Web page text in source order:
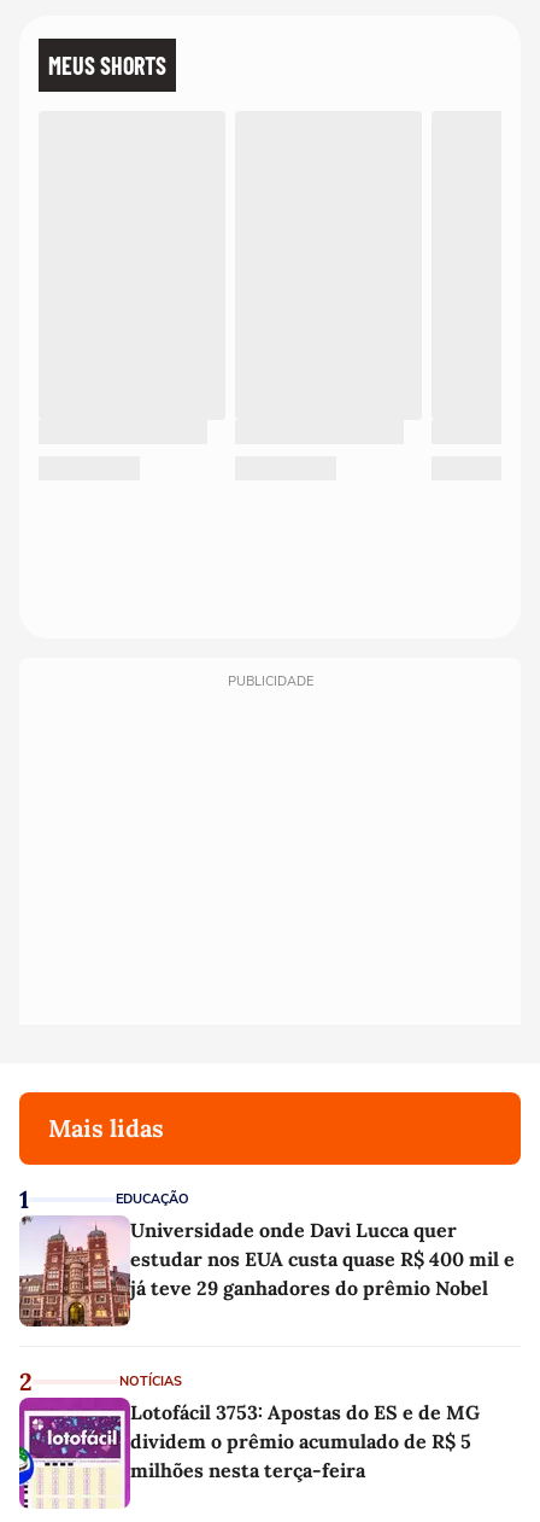
MEUS SHORTS
PUBLICIDADE
Mais lidas
1 EDUCAÇÃO
Universidade onde Davi Lucca quer
estudar nos EUA custa quase R$ 400 mil e
já teve 29 ganhadores do prêmio Nobel
2 NOTÍCIAS
Lotofácil 3753: Apostas do ES e de MG
dividem o prêmio acumulado de R$ 5
milhões nesta terça-feira